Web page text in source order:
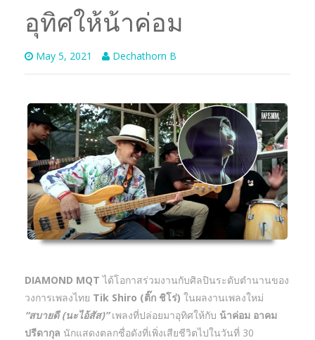
อุทิศให้น้าค่อม
May 5, 2021 Dechathorn B
DIAMOND MQT ได้โอกาสร่วมงานกับศิลปินระดับตำนานของ
วงการเพลงไทย Tik Shiro (ติ๊ก ชิโร่) ในผลงานเพลงใหม่
“สบายดี (นะไอ้สัส)”เพลงที่ปล่อยมาอุทิศให้กับ น้าค่อม อาคม
ปรีดากุล นักแสดงตลกชื่อดังที่เพิ่งเสียชีวิตไปในวันที่ 30